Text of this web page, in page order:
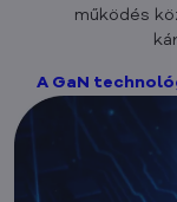
működés
A GaN